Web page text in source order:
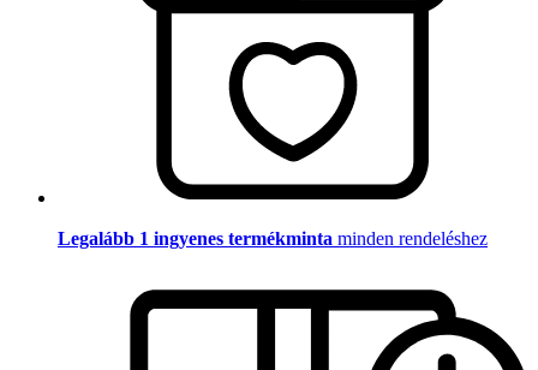
Legalább 1 ingyenes termékminta minden rendeléshez